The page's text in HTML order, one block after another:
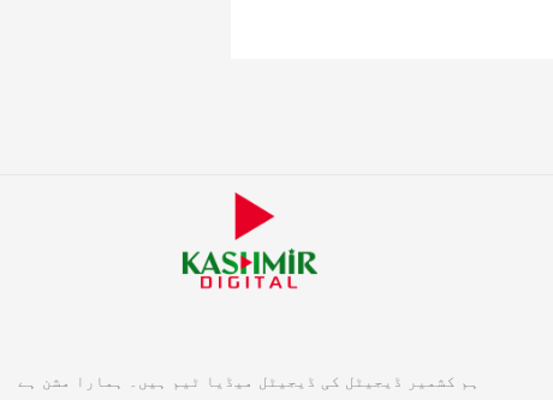
ہم کشمیر ڈیجیٹل کی ڈیجیٹل میڈیا ٹیم ہیں۔ ہمارا مشن ہے